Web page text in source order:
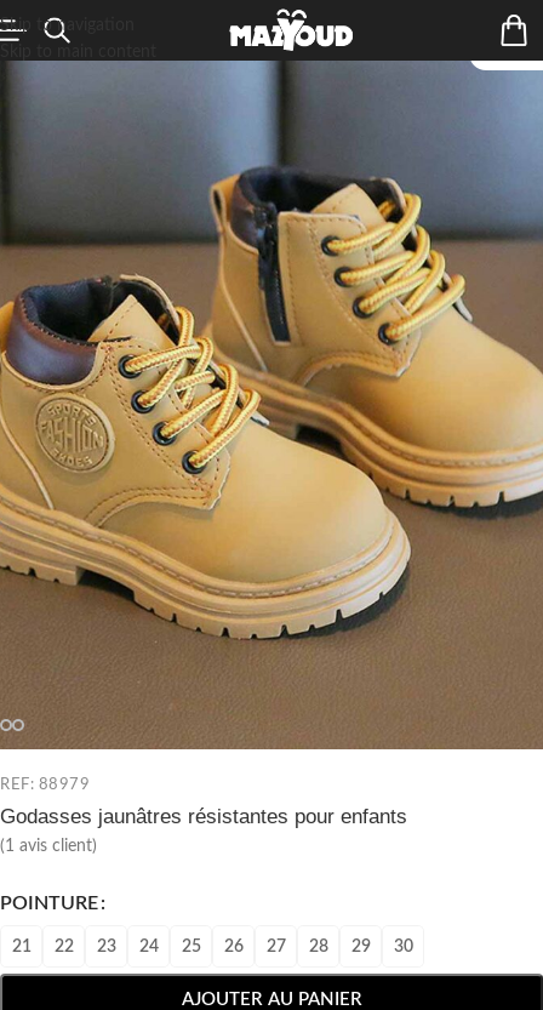
Skip to navigation
REF: 88979
Godasses jaunâtres résistantes pour enfants
(1 avis client)
POINTURE
21 22 23 24 25 26 27 28 29 30
AJOUTER AU PANIER